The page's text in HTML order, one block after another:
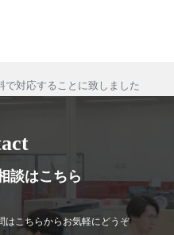
で対応することに致しました
談はこちら
はこちらからお気軽にどうぞ